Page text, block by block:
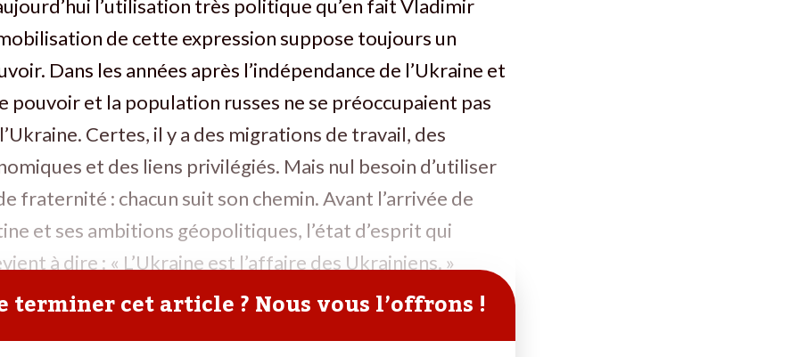
l’utilisation très politique qu’en fait Vladimir
de cette expression suppose toujours un
Dans les années après l’indépendance de l’Ukraine et
pouvoir et la population russes ne se préoccupaient pas
Certes, il y a des migrations de travail, des
et des liens privilégiés. Mais nul besoin d’utiliser
fraternité : chacun suit son chemin. Avant l’arrivée de
et ses ambitions géopolitiques, l’état d’esprit qui
à dire : « L’Ukraine est l’affaire des Ukrainiens. »
terminer cet article ? Nous vous l’offrons !